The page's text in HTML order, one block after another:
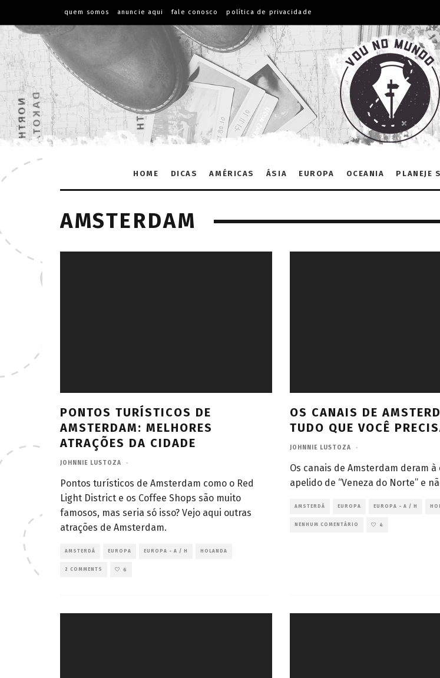
quem somos anuncie aqui fale conosco política de privacidade
HOME DICAS AMÉRICAS ÁSIA EUROPA OCEANIA PLANEJE
AMSTERDAM
PONTOS TURÍSTICOS DE
AMSTERDAM: MELHORES
ATRAÇÕES DA CIDADE
JOHNNIE LUSTOZA ·
Pontos turísticos de Amsterdam como o Red
Light District e os Coffee Shops são muito
famosos, mas seria só isso? Vejo aqui outras
atrações de Amsterdam.
AMSTERDÃ EUROPA EUROPA - A / H HOLANDA
2 COMMENTS 6
OS CANAIS DE
TUDO QUE VOCÊ
JOHNNIE LUSTOZA ·
Os canais de Amsterdam deram à
apelido de “Veneza do Norte” e
AMSTERDÃ EUROPA EUROPA - A / H
NENHUM COMENTÁRIO 4